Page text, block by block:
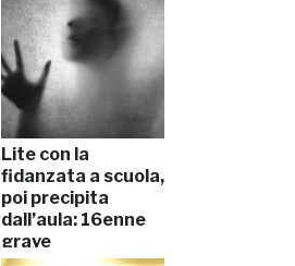
Lite con la
fidanzata a scuola,
poi precipita
dall’aula: 16enne
grave